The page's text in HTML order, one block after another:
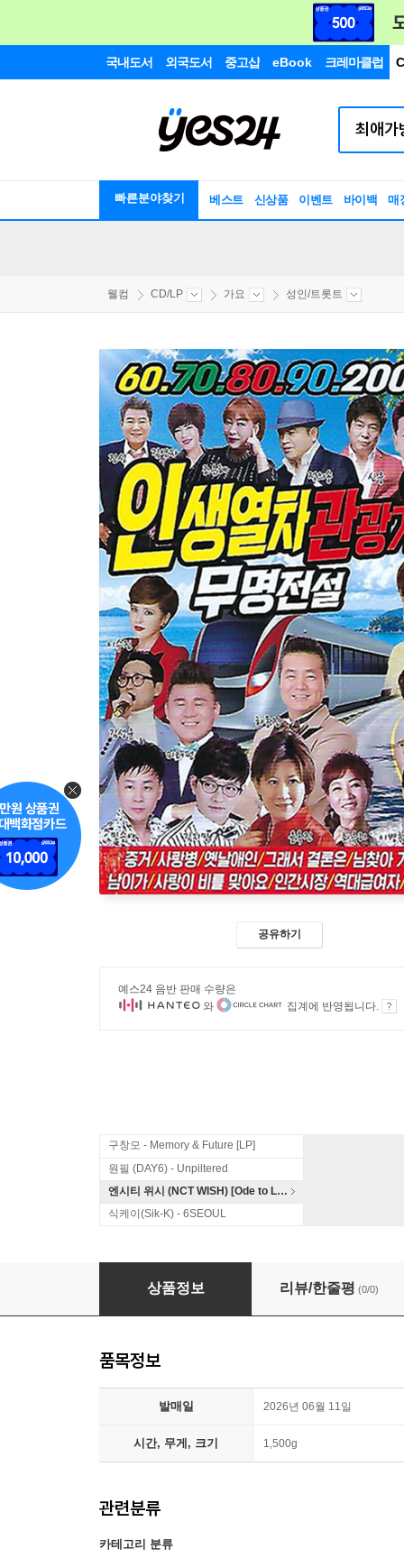
국내도서 외국도서 중고샵 eBook 크레마클럽
빠른분야찾기 베스트 신상품 이벤트 바이백 매
웰컴 CD/LP 가요 성인/트롯트
공유하기
예스24 음반 판매 수량은
와
집계에 반영됩니다.
구창모 - Memory & Future [LP]
원필 (DAY6) - Unpiltered
엔시티 위시 (NCT WISH) [Ode to Love]
식케이(Sik-K) - 6SEOUL
[USB] 인생열차 관광가자 무명전설
상품정보 리뷰/한줄평 (0/0)
품목정보
발매일 2026년 06월 11일
시간, 무게, 크기 1,500g
관련분류
카테고리 분류